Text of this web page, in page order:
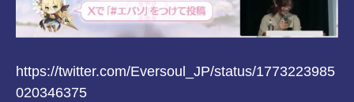
https://twitter.com/Eversoul_JP/status/1773223985
020346375